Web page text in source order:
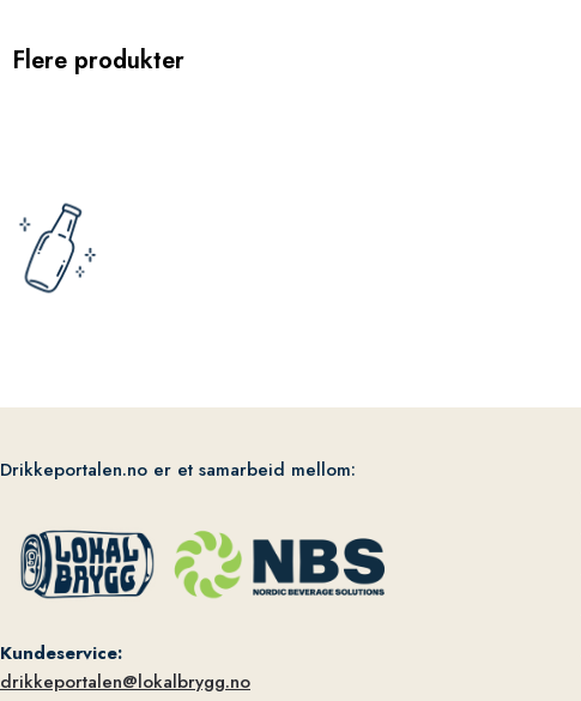
Flere produkter
Drikkeportalen.no er et samarbeid mellom:
Kundeservice:
drikkeportalen@lokalbrygg.no